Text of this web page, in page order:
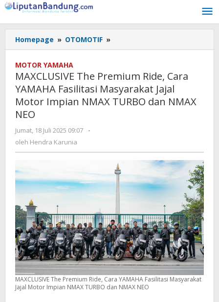
Lewati
konten
Homepage » OTOMOTIF »
The
Cara
YAMAHA
Fasilitasi
NMAX
TURBO
dan
NMAX
NEO
MOTOR YAMAHA
MAXCLUSIVE The Premium Ride, Cara
YAMAHA Fasilitasi Masyarakat Jajal
Motor Impian NMAX TURBO dan NMAX
NEO
Jumat, 18 Juli 2025 09:07
oleh
-
oleh Hendra Karunia
MAXCLUSIVE The Premium Ride, Cara YAMAHA Fasilitasi Masyarakat
Jajal Motor Impian NMAX TURBO dan NMAX NEO